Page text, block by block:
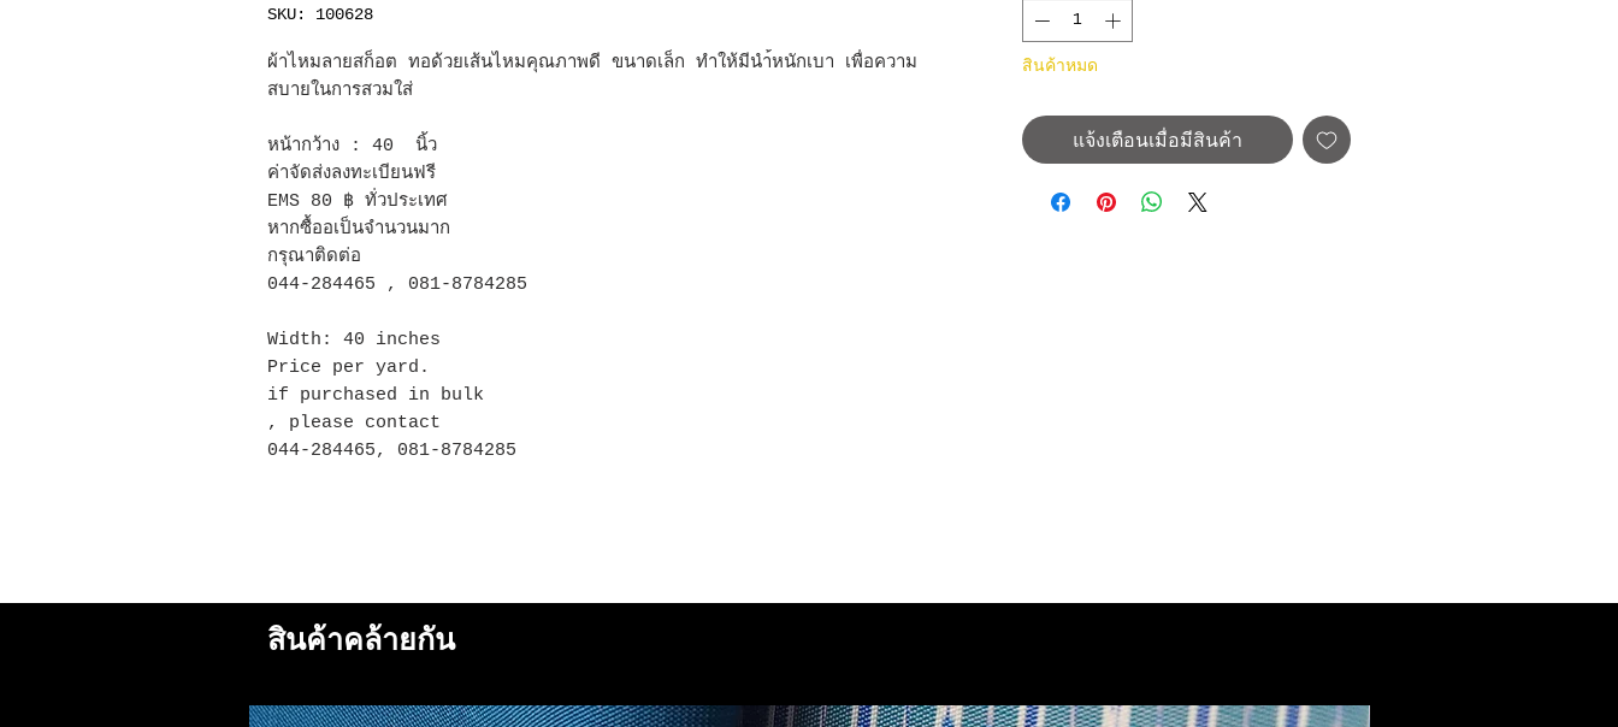
SKU: 100628
ผ้าไหมลายสก็อต ทอด้วยเส้นไหมคุณภาพดี ขนาดเล็ก ทำให้มีนำ้หนักเบา เพื่อความ
สบายในการสวมใส่
หน้ากว้าง : 40 นิ้ว
ค่าจัดส่งลงทะเบียนฟรี
EMS 80 ฿ ทั่วประเทศ
หากซื้ออเป็นจำนวนมาก
กรุณาติดต่อ
044-284465 , 081-8784285
Width: 40 inches
Price per yard.
if purchased in bulk
, please contact
044-284465, 081-8784285
สินค้าหมด
แจ้งเตือนเมื่อมีสินค้า
สินค้าคล้ายกัน